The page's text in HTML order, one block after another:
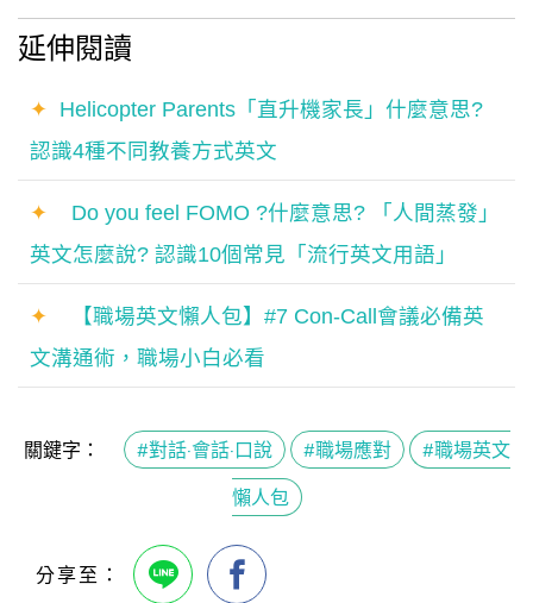
延伸閱讀
✦ Helicopter Parents「直升機家長」什麼意思?
認識4種不同教養方式英文
✦
Do you feel FOMO ?什麼意思? 「人間蒸發」
英文怎麼說? 認識10個常見「流行英文用語」
✦
【職場英文懶人包】#7 Con-Call會議必備英
文溝通術，職場小白必看
關鍵字： #對話·會話·口說 #職場應對
#職場英文
懶人包